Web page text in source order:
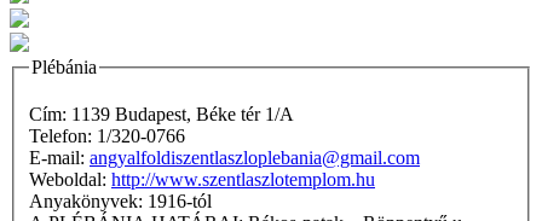
Plébánia
Cím: 1139 Budapest, Béke tér 1/A
Telefon: 1/320-0766
E-mail: angyalfoldiszentlaszloplebania@gmail.com
Weboldal: http://www.szentlaszlotemplom.hu
Anyakönyvek: 1916-tól